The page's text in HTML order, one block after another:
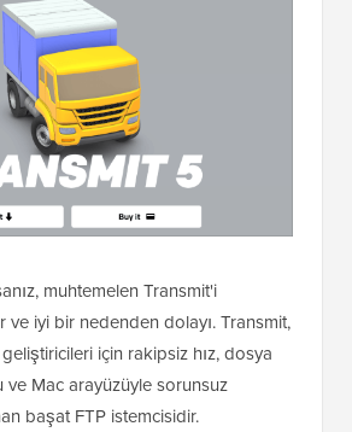
muhtemelen Transmit'i
ve iyi bir nedenden dolayı. Transmit,
için rakipsiz hız, dosya
Mac arayüzüyle sorunsuz
başat FTP istemcisidir.